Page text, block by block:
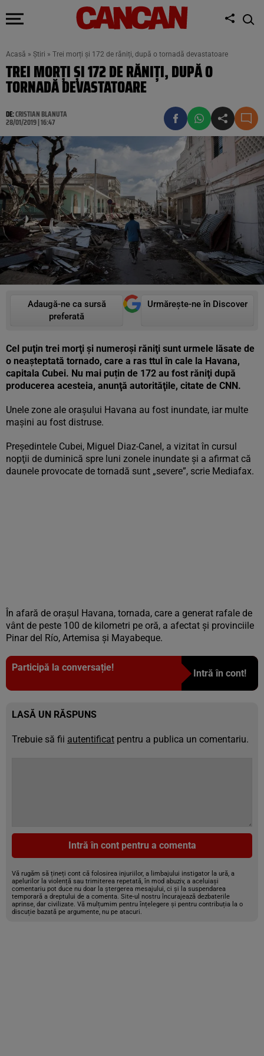
Acasă » Știri » Trei morți și 172 de răniți, după o tornadă devastatoare
TREI MORȚI ȘI 172 DE RĂNIȚI, DUPĂ O
TORNADĂ DEVASTATOARE
DE:CRISTIAN BLANUTA
28/01/2019 | 16:47
Adaugă-ne ca sursă
preferată
Urmărește-ne în Discover
Cel puţin trei morţi şi numeroşi răniţi sunt urmele lăsate de
o neașteptată tornado, care a ras ttul în cale la Havana,
capitala Cubei. Nu mai puțin de 172 au fost răniţi după
producerea acesteia, anunţă autorităţile, citate de CNN.
Unele zone ale oraşului Havana au fost inundate, iar multe
maşini au fost distruse.
Preşedintele Cubei, Miguel Diaz-Canel, a vizitat în cursul
nopţii de duminică spre luni zonele inundate şi a afirmat că
daunele provocate de tornadă sunt „severe”, scrie Mediafax.
În afară de oraşul Havana, tornada, care a generat rafale de
vânt de peste 100 de kilometri pe oră, a afectat şi provinciile
Pinar del Río, Artemisa şi Mayabeque.
Participă la conversație!
Intră în cont!
LASĂ UN RĂSPUNS
Trebuie să fii autentificat pentru a publica un comentariu.
Intră în cont pentru a comenta
Vă rugăm să țineți cont că folosirea injuriilor, a limbajului instigator la ură, a
apelurilor la violență sau trimiterea repetată, în mod abuziv, a aceluiași
comentariu pot duce nu doar la ștergerea mesajului, ci și la suspendarea
temporară a dreptului de a comenta. Site-ul nostru încurajează dezbaterile
aprinse, dar civilizate. Vă mulțumim pentru înțelegere și pentru contribuția la o
discuție bazată pe argumente, nu pe atacuri.